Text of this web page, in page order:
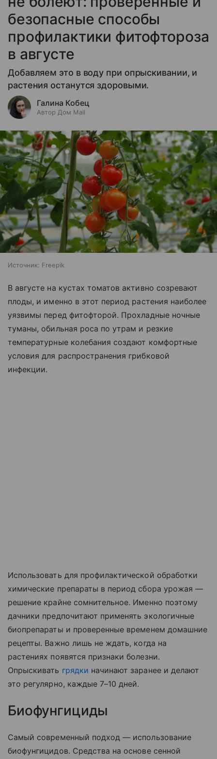
безопасные способы
профилактики фитофтороза
в августе
Добавляем это в воду при опрыскивании, и
растения останутся здоровыми.
Галина Кобец
Автор Дом Mail
Источник: Freepik
В августе на кустах томатов активно созревают
плоды, и именно в этот период растения наиболее
уязвимы перед фитофторой. Прохладные ночные
туманы, обильная роса по утрам и резкие
температурные колебания создают комфортные
условия для распространения грибковой
инфекции.
Использовать для профилактической обработки
химические препараты в период сбора урожая —
решение крайне сомнительное. Именно поэтому
дачники предпочитают применять экологичные
биопрепараты и проверенные временем домашние
рецепты. Важно лишь не ждать, когда на
растениях появятся признаки болезни.
Опрыскивать грядки начинают заранее и делают
это регулярно, каждые 7–10 дней.
Биофунгициды
Самый современный подход — использование
биофунгицидов. Средства на основе сенной